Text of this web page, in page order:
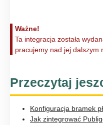
Ważne!
Ta integracja została
pracujemy nad jej dalszym
Przeczytaj
Konfiguracja bramek
Jak zintegrować